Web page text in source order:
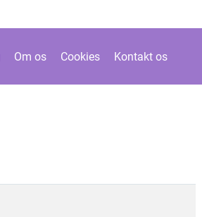
Om os Cookies Kontakt os